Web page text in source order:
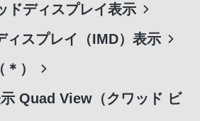
ドディスプレイ表示
ィスプレイ（IMD）表示
）
Quad View（クワッド ビ